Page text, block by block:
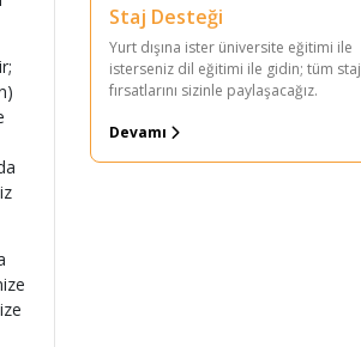
Staj Desteği
Yurt dışına ister üniversite eğitimi ile
isterseniz dil eğitimi ile gidin; tüm staj
fırsatlarını sizinle paylaşacağız.
Devamı